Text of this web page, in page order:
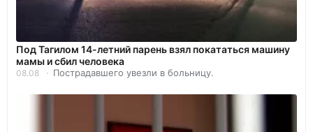
Под Тагилом 14-летний парень взял покататься машину
мамы и сбил человека
08.08 Пострадавшего увезли в больницу.